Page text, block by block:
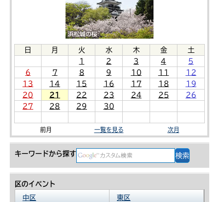
日 月 火 水 木 金
土
1
2 3 4
5
6
7 8 9 10 11
12
13
14 15 16 17 18
19
20
21 22 23 24 25
26
27
28 29 30
前月 一覧を見る 次月
キーワードから探す
区のイベント
中区
東区